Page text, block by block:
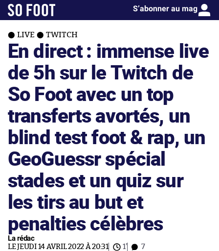
S’abonner au mag
LIVE TWITCH
En direct : immense live
de 5h sur le Twitch de
So Foot avec un top
transferts avortés, un
blind test foot & rap, un
GeoGuessr spécial
stades et un quiz sur
les tirs au but et
penalties célèbres
La rédac
LE JEUDI 14 AVRIL 2022 À 20:31 1' 7